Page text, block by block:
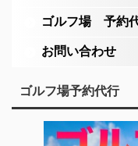
ゴルフ場 予約
お問い合わせ
ゴルフ場予約代行